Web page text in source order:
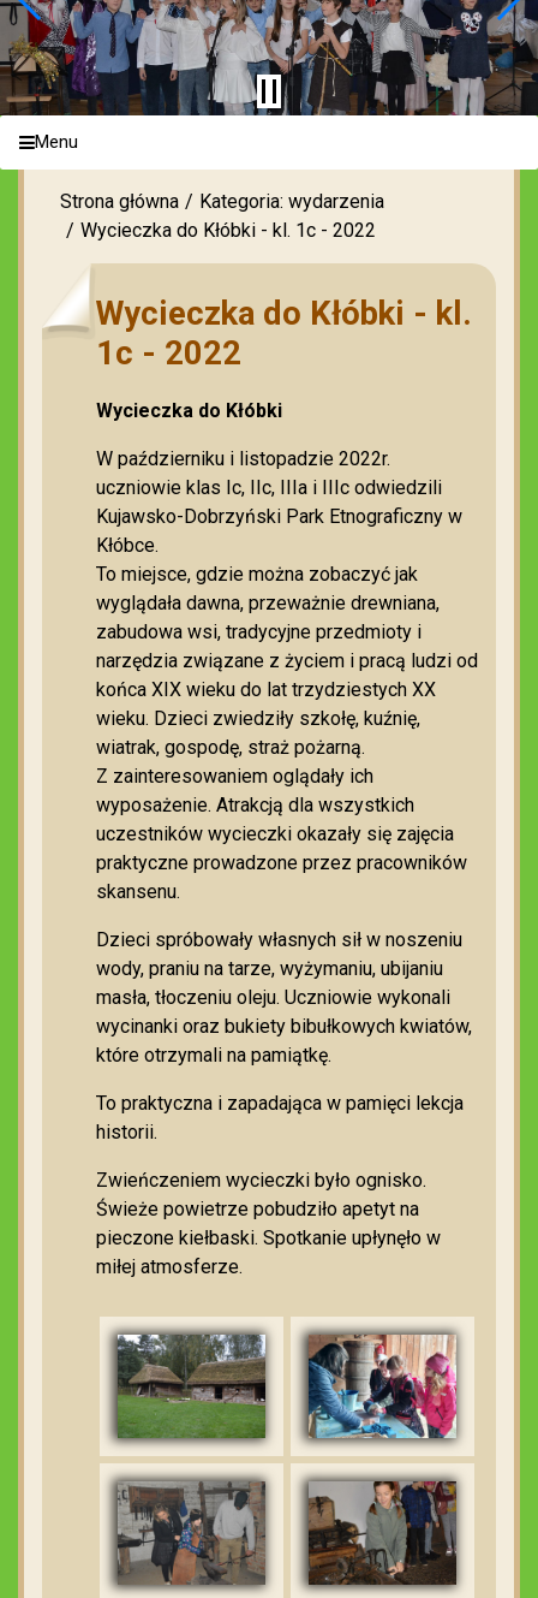
Menu
Strona główna
Kategoria: wydarzenia
Wycieczka do Kłóbki - kl. 1c - 2022
Wycieczka do Kłóbki - kl.
1c - 2022
Wycieczka do Kłóbki
W październiku i listopadzie 2022r.
uczniowie klas Ic, IIc, IIIa i IIIc odwiedzili
Kujawsko-Dobrzyński Park Etnograficzny w
Kłóbce.
To miejsce, gdzie można zobaczyć jak
wyglądała dawna, przeważnie drewniana,
zabudowa wsi, tradycyjne przedmioty i
narzędzia związane z życiem i pracą ludzi od
końca XIX wieku do lat trzydziestych XX
wieku. Dzieci zwiedziły szkołę, kuźnię,
wiatrak, gospodę, straż pożarną.
Z zainteresowaniem oglądały ich
wyposażenie. Atrakcją dla wszystkich
uczestników wycieczki okazały się zajęcia
praktyczne prowadzone przez pracowników
skansenu.
Dzieci spróbowały własnych sił w noszeniu
wody, praniu na tarze, wyżymaniu, ubijaniu
masła, tłoczeniu oleju. Uczniowie wykonali
wycinanki oraz bukiety bibułkowych kwiatów,
które otrzymali na pamiątkę.
To praktyczna i zapadająca w pamięci lekcja
historii.
Zwieńczeniem wycieczki było ognisko.
Świeże powietrze pobudziło apetyt na
pieczone kiełbaski. Spotkanie upłynęło w
miłej atmosferze.